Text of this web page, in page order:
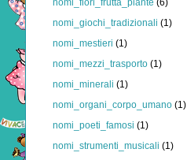
nomi_fiori_frutta_piante (6)
nomi_giochi_tradizionali (1)
nomi_mestieri (1)
nomi_mezzi_trasporto (1)
nomi_minerali (1)
nomi_organi_corpo_umano (1)
nomi_poeti_famosi (1)
nomi_strumenti_musicali (1)